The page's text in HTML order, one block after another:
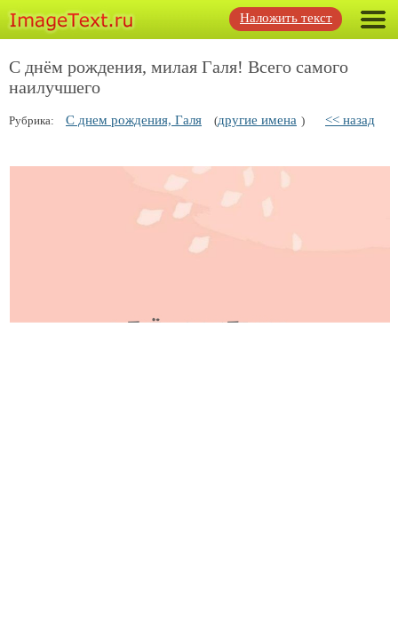
Наложить текст
С днём рождения, милая Галя! Всего самого
наилучшего
Рубрика: С днем рождения, Галя (другие имена ) << назад